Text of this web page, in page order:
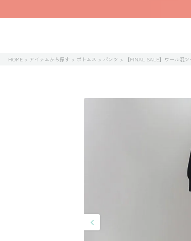
HOME アイテムから探す ボトムス パンツ 【FINAL SALE】ウール混